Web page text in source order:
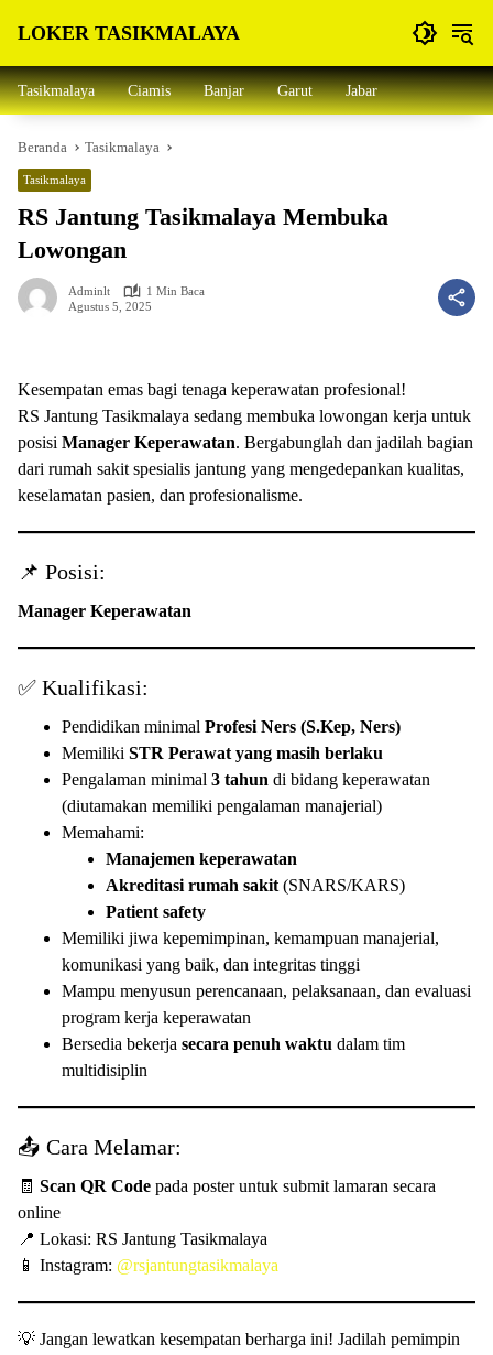
LOKER TASIKMALAYA
Lowongan
Kerja
dan
Sekitarna
Tasikmalaya Ciamis Banjar Garut Jabar
Beranda Tasikmalaya
Tasikmalaya
RS Jantung Tasikmalaya Membuka
Lowongan
Adminlt
1 Min Baca
Agustus 5, 2025
Kesempatan emas bagi tenaga keperawatan profesional!
RS Jantung Tasikmalaya sedang membuka lowongan kerja untuk
posisi Manager Keperawatan. Bergabunglah dan jadilah bagian
dari rumah sakit spesialis jantung yang mengedepankan kualitas,
keselamatan pasien, dan profesionalisme.
📌 Posisi:
Manager Keperawatan
✅ Kualifikasi:
Pendidikan minimal Profesi Ners (S.Kep, Ners)
Memiliki STR Perawat yang masih berlaku
Pengalaman minimal 3 tahun di bidang keperawatan
(diutamakan memiliki pengalaman manajerial)
Memahami:
Manajemen keperawatan
Akreditasi rumah sakit (SNARS/KARS)
Patient safety
Memiliki jiwa kepemimpinan, kemampuan manajerial,
komunikasi yang baik, dan integritas tinggi
Mampu menyusun perencanaan, pelaksanaan, dan evaluasi
program kerja keperawatan
Bersedia bekerja secara penuh waktu dalam tim
multidisiplin
📤 Cara Melamar:
🧾 Scan QR Code pada poster untuk submit lamaran secara
online
📍 Lokasi: RS Jantung Tasikmalaya
📱 Instagram: @rsjantungtasikmalaya
💡 Jangan lewatkan kesempatan berharga ini! Jadilah pemimpin